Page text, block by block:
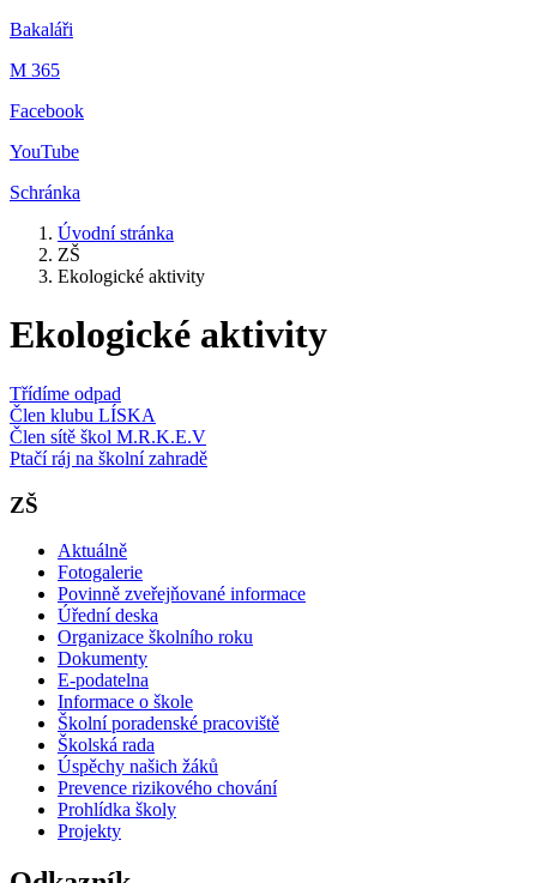
Bakaláři
M 365
Facebook
YouTube
Schránka
Úvodní stránka
ZŠ
Ekologické aktivity
Ekologické aktivity
Třídíme odpad
Člen klubu LÍSKA
Člen sítě škol M.R.K.E.V
Ptačí ráj na školní zahradě
ZŠ
Aktuálně
Fotogalerie
Povinně zveřejňované informace
Úřední deska
Organizace školního roku
Dokumenty
E-podatelna
Informace o škole
Školní poradenské pracoviště
Školská rada
Úspěchy našich žáků
Prevence rizikového chování
Prohlídka školy
Projekty